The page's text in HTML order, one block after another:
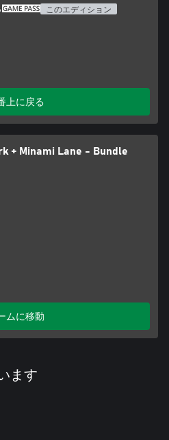
気楽にあそべるムシとりミニゲ
築して戦うムシずもう、お気に
イトなレベルアップシステムで
なBGMで味わおう！
トパークでは、世界じゅうのム
だちになるのを待っています。
の：
プ移動
つめこまれた大冒険
プレイヤー対戦機能も、ムシの
で、クモが怖いプレイヤーも安
ビで、これまでに『おいでま
マムでキュートなゲーム『おい
ートを自分で製作してみまし
しますね、これでもベストを
このエディション
上に戻る
+ Minami Lane - Bundle
ムに移動
ます